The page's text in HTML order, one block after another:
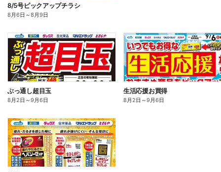
8/5号ピックアップチラシ
8月6日 ～8月9日
ぶっ通し超目玉
8月2日 ～9月6日
生活応援お買得
8月2日 ～9月6日